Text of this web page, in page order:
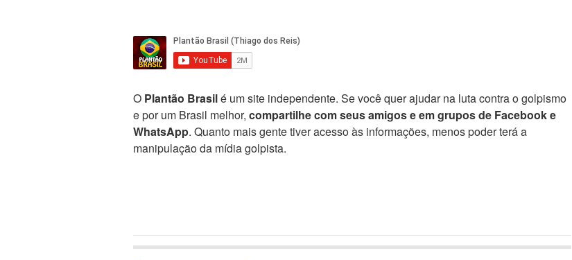
O Plantão Brasilé um site independente. Se você quer ajudar na luta contra o golpismo
e por um Brasil melhor, compartilhe com seus amigos e em grupos de Facebook e
WhatsApp. Quanto mais gente tiver acesso às informações, menos poder terá a
manipulação da mídia golpista.